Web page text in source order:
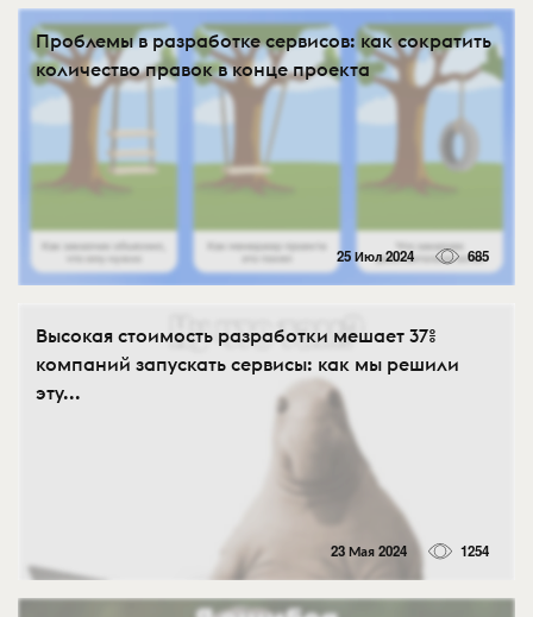
Проблемы в разработке сервисов: как сократить
количество правок в конце проекта
25 Июл 2024 685
Высокая стоимость разработки мешает 37%
компаний запускать сервисы: как мы решили
эту...
23 Мая 2024 1254